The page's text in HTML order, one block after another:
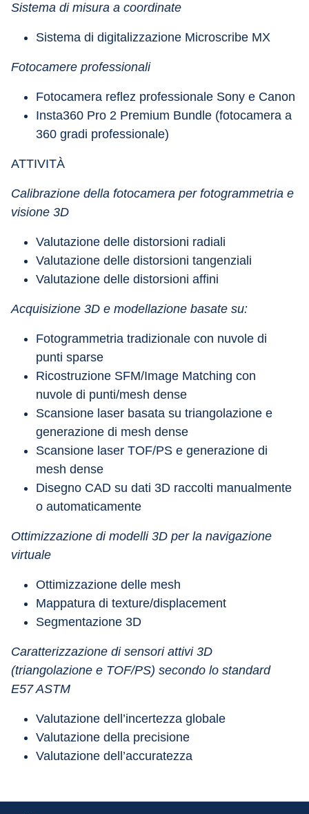
Sistema di misura a coordinate
Sistema di digitalizzazione Microscribe MX
Fotocamere professionali
Fotocamera reflez professionale Sony e Canon
Insta360 Pro 2 Premium Bundle (fotocamera a
360 gradi professionale)
ATTIVITÀ
Calibrazione della fotocamera per fotogrammetria e
visione 3D
Valutazione delle distorsioni radiali
Valutazione delle distorsioni tangenziali
Valutazione delle distorsioni affini
Acquisizione 3D e modellazione basate su:
Fotogrammetria tradizionale con nuvole di
punti sparse
Ricostruzione SFM/Image Matching con
nuvole di punti/mesh dense
Scansione laser basata su triangolazione e
generazione di mesh dense
Scansione laser TOF/PS e generazione di
mesh dense
Disegno CAD su dati 3D raccolti manualmente
o automaticamente
Ottimizzazione di modelli 3D per la navigazione
virtuale
Ottimizzazione delle mesh
Mappatura di texture/displacement
Segmentazione 3D
Caratterizzazione di sensori attivi 3D
(triangolazione e TOF/PS) secondo lo standard
E57 ASTM
Valutazione dell’incertezza globale
Valutazione della precisione
Valutazione dell’accuratezza